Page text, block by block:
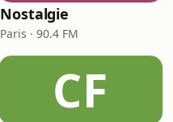
Nostalgie
Paris · 90.4 FM
CF